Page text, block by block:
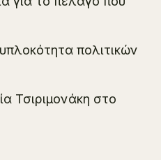
πολιτικών
Τσιριμονάκη στο